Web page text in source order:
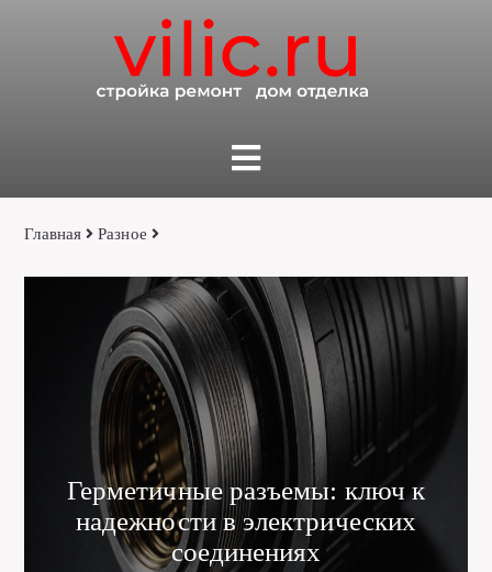
Главная Разное
Герметичные разъемы: ключ к
надежности в электрических
соединениях